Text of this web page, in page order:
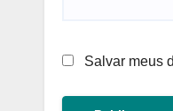
Salvar meus